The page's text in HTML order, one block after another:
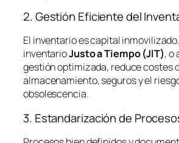
2. Gestión Eficiente del
El inventario es capital
inventarioJusto a Tiempo (JIT), o
gestión optimizada, reduce costes
almacenamiento, seguros y el
obsolescencia.
3. Estandarización de